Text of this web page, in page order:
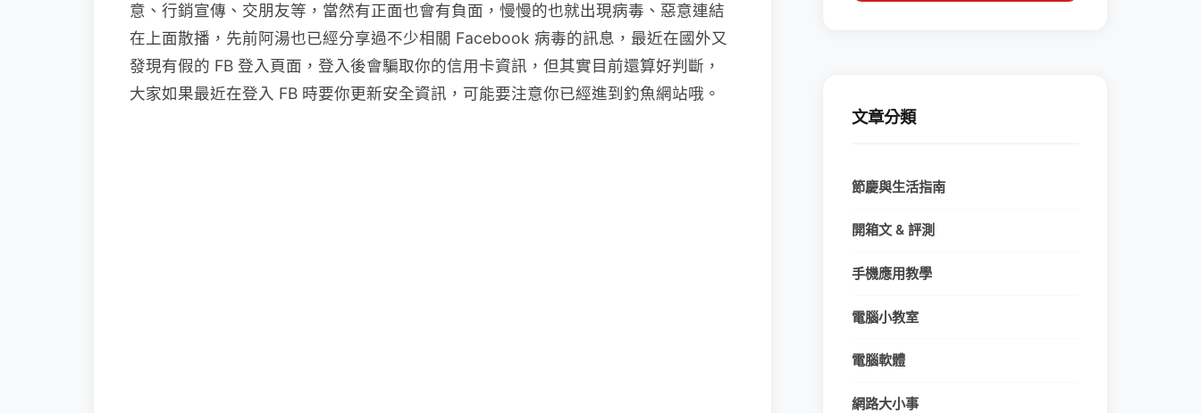
意、行銷宣傳、交朋友等，當然有正面也會有負面，慢慢的也就出現病毒、惡意連結
在上面散播，先前阿湯也已經分享過不少相關 Facebook 病毒的訊息，最近在國外又
發現有假的 FB 登入頁面，登入後會騙取你的信用卡資訊，但其實目前還算好判斷，
大家如果最近在登入 FB 時要你更新安全資訊，可能要注意你已經進到釣魚網站哦。
文章分類
節慶與生活指南
開箱文 & 評測
手機應用教學
電腦小教室
電腦軟體
網路大小事